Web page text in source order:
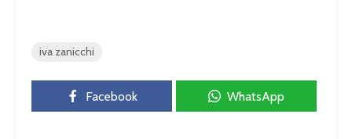
iva zanicchi
Facebook WhatsApp